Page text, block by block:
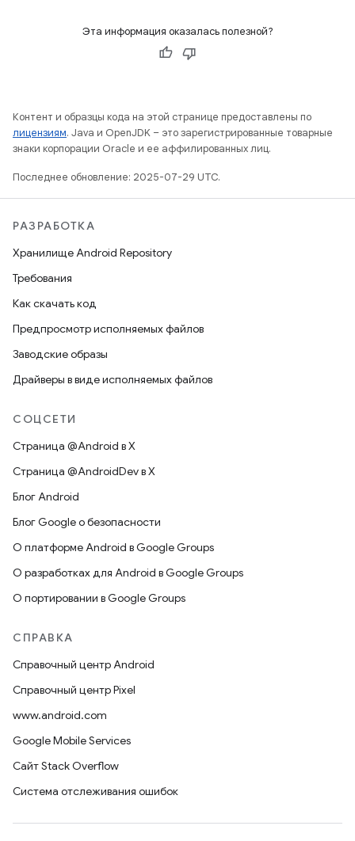
Эта информация оказалась полезной?
Контент и образцы кода на этой странице предоставлены по
лицензиям. Java и OpenJDK – это зарегистрированные товарные
знаки корпорации Oracle и ее аффилированных лиц.
Последнее обновление: 2025-07-29 UTC.
РАЗРАБОТКА
Хранилище Android Repository
Требования
Как скачать код
Предпросмотр исполняемых файлов
Заводские образы
Драйверы в виде исполняемых файлов
СОЦСЕТИ
Страница @Android в X
Страница @AndroidDev в X
Блог Android
Блог Google о безопасности
О платформе Android в Google Groups
О разработках для Android в Google Groups
О портировании в Google Groups
СПРАВКА
Справочный центр Android
Справочный центр Pixel
www.android.com
Google Mobile Services
Сайт Stack Overflow
Система отслеживания ошибок